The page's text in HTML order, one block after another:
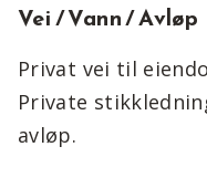
Vei / Vann / Avløp
Privat vei til
Private
avløp.